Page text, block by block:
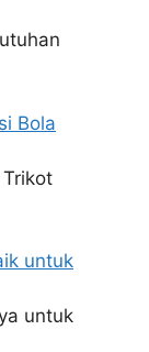
Bola
untuk
untuk